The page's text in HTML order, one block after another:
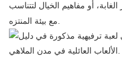
أو مفاهيم الخيال لتتناسب
مع بيئة المنتزه.